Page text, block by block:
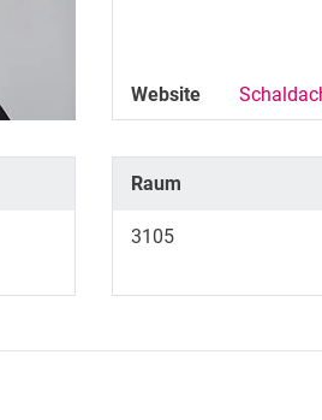
Website
Raum
3105